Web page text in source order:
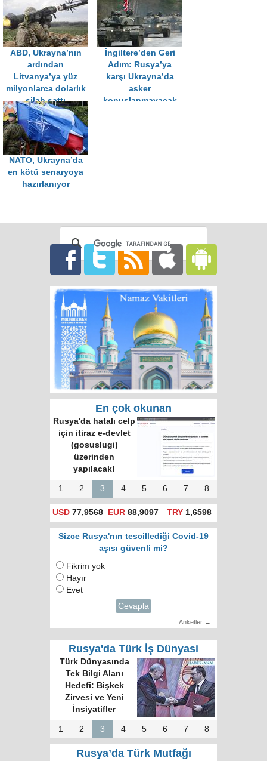
ABD, Ukrayna’nın
ardından
Litvanya’ya yüz
milyonlarca dolarlık
silah sattı
İngiltere’den Geri
Adım: Rusya’ya
karşı Ukrayna’da
asker
konuşlanmayacak
NATO, Ukrayna’da
en kötü senaryoya
hazırlanıyor
En çok okunan
Rusya'da hatalı celp
için itiraz e-devlet
(gosuslugi)
üzerinden
yapılacak!
1 2 3 4 5 6 7 8
USD 77,9568 EUR 88,9097 TRY1,6598
Sizce Rusya'nın tescillediği Covid-19
aşısı güvenli mi?
Fikrim yok
Hayır
Evet
Cevapla
Anketler →
Rusya'da Türk İş Dünyasi
Türk Dünyasında
Tek Bilgi Alanı
Hedefi: Bişkek
Zirvesi ve Yeni
İnsiyatifler
1 2 3 4 5 6 7 8
Rusya’da Türk Mutfağı